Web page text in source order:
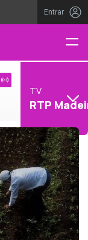
Entrar
TV
RTP